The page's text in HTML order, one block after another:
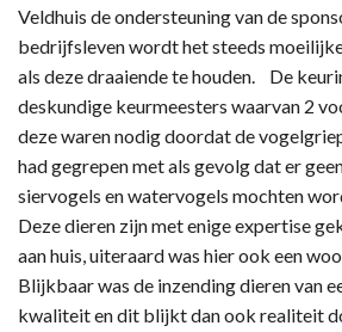
Veldhuis de ondersteuning van de
bedrijfsleven wordt het steeds
als deze draaiende te houden. De
deskundige keurmeesters waarvan 2
deze waren nodig doordat de
had gegrepen met als gevolg dat er
siervogels en watervogels mochten
Deze dieren zijn met enige expertise
aan huis, uiteraard was hier ook een
Blijkbaar was de inzending dieren van
kwaliteit en dit blijkt dan ook realiteit